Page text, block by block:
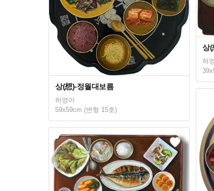
상(想)-정월대보름
허영아
59x59cm (변형 15호)
상(
허